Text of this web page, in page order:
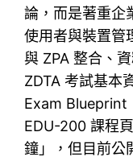
論，而是著重企
使用者與裝置管
與 ZPA 整合、
ZDTA 考試基本
Exam Blueprint
EDU-200 課程
鐘」，但目前公